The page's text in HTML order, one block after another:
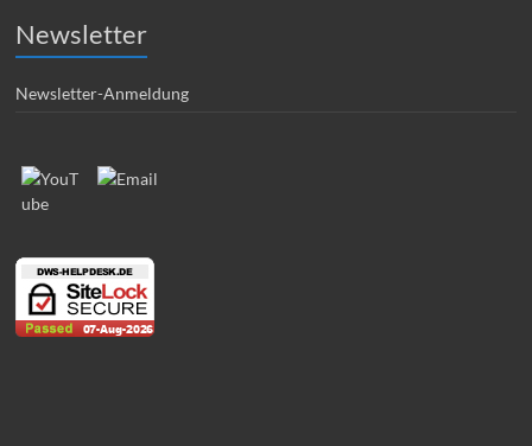
Newsletter
Newsletter-Anmeldung